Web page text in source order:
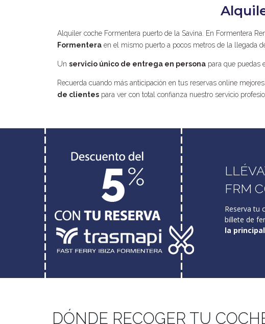
Alquiler coche Formentera puerto de la Savina. En Formentera
Formentera en el mismo puerto a pocos metros de la llegada
Un servicio único de entrega en persona para que puedas
Recuerda cuando más anticipación en tus reservas online
de clientes para ver con total confianza nuestro servicio
FRM
Reserva tu
billete de
la
DÓNDE RECOGER TU